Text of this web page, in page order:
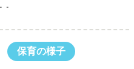
保育の様子